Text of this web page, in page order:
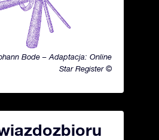
Bode – Adaptacja: Online
Star Register ©